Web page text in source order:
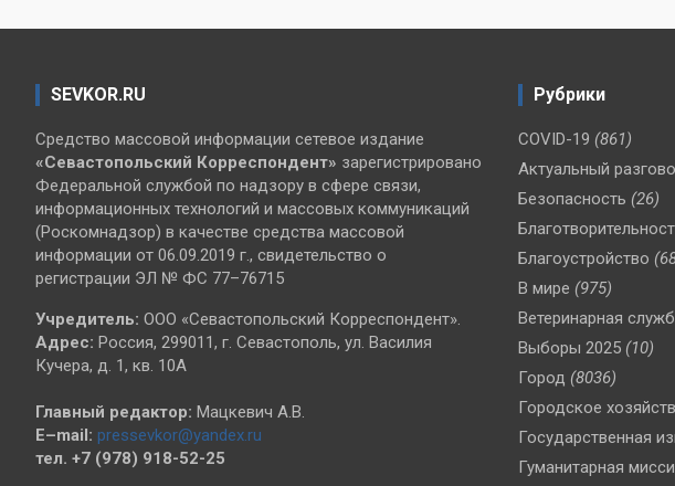
SEVKOR.RU
Средство массовой информации сетевое издание
«Севастопольский Корреспондент» зарегистрировано
Федеральной службой по надзору в сфере связи,
информационных технологий и массовых коммуникаций
(Роскомнадзор) в качестве средства массовой
информации от 06.09.2019 г., свидетельство о
регистрации ЭЛ № ФС 77–76715
Учредитель: ООО «Севастопольский Корреспондент».
Адрес: Россия, 299011, г. Севастополь, ул. Василия
Кучера, д. 1, кв. 10А
Главный редактор: Мацкевич А.В.
E–mail: pressevkor@yandex.ru
тел. +7 (978) 918-52-25
Рубрики
COVID-19 (861)
Актуальный
Безопасность (26)
Благоустройство
В мире (975)
Ветеринарная
Выборы 2025 (10)
Город (8036)
Городское
Государственная
Гуманитарная